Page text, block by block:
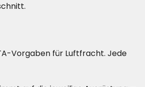
Vorgaben für Luftfracht. Jede